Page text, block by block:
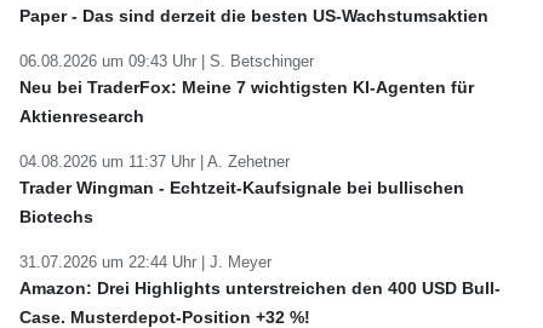
Paper - Das sind derzeit die besten US-Wachstumsaktien
06.08.2026 um 09:43 Uhr | S. Betschinger
Neu bei TraderFox: Meine 7 wichtigsten KI-Agenten für
Aktienresearch
04.08.2026 um 11:37 Uhr | A. Zehetner
Trader Wingman - Echtzeit-Kaufsignale bei bullischen
Biotechs
31.07.2026 um 22:44 Uhr | J. Meyer
Amazon: Drei Highlights unterstreichen den 400 USD Bull-
Case. Musterdepot-Position +32 %!